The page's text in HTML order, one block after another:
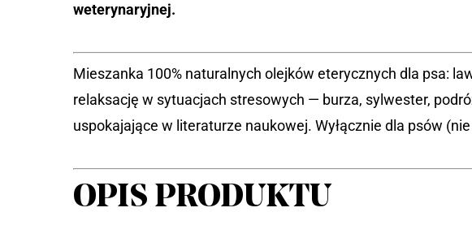
weterynaryjnej.
Mieszanka 100% naturalnych olejków eterycznych dla psa:
relaksację w sytuacjach stresowych — burza, sylwester,
uspokajające w literaturze naukowej. Wyłącznie dla psów
OPIS PRODUKTU